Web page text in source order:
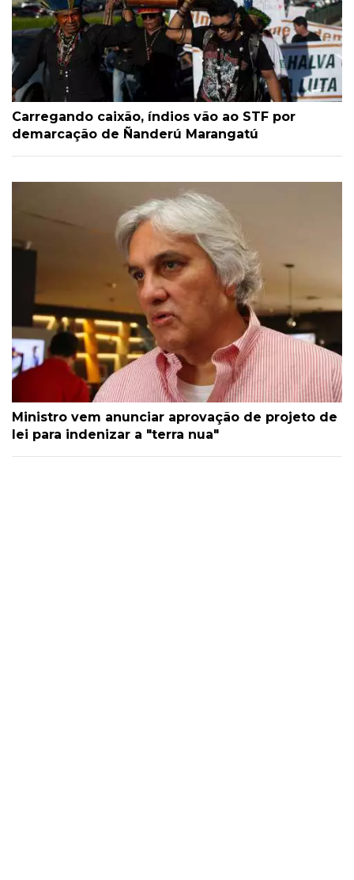
Carregando caixão, índios vão ao STF por
demarcação de Ñanderú Marangatú
Ministro vem anunciar aprovação de projeto de
lei para indenizar a "terra nua"